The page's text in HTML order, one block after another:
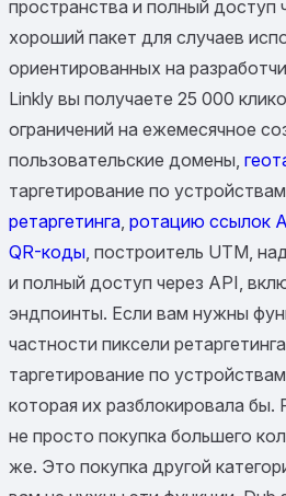
пространства и полный доступ
хороший пакет для случаев
ориентированных на
Linkly вы получаете 25 000
ограничений на ежемесячное
пользовательские домены,
таргетирование по
ретаргетинга, ротацию ссылок
QR-коды, построитель UTM,
и полный доступ через API,
эндпоинты. Если вам нужны
частности пиксели
таргетирование по
которая их разблокировала
не просто покупка большего
же. Это покупка другой